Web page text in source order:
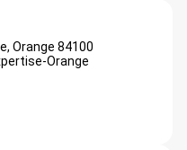
Orange 84100
Orange